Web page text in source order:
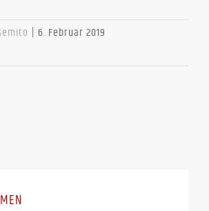
| 6. Februar 2019